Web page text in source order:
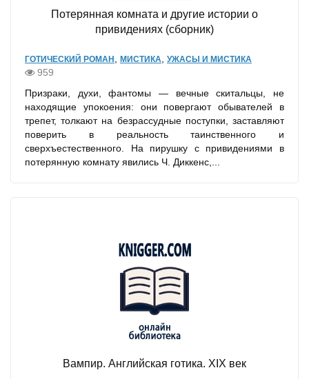
Потерянная комната и другие истории о
привидениях (сборник)
ГОТИЧЕСКИЙ РОМАН МИСТИКА УЖАСЫ И МИСТИКА
959
Призраки, духи, фантомы — вечные скитальцы, не
находящие упокоения: они повергают обывателей в
трепет, толкают на безрассудные поступки, заставляют
поверить в реальность таинственного и
сверхъестественного. На пирушку с привидениями в
потерянную комнату явились Ч. Диккенс,...
Вампир. Английская готика. XIX век